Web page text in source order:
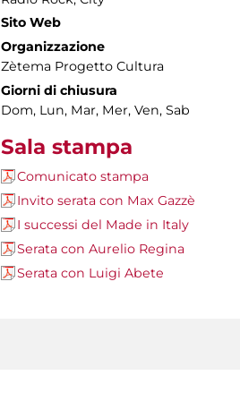
Sito Web
Organizzazione
Zètema Progetto Cultura
Giorni di chiusura
Dom, Lun, Mar, Mer, Ven, Sab
Sala stampa
Comunicato stampa
Invito serata con Max Gazzè
I successi del Made in Italy
Serata con Aurelio Regina
Serata con Luigi Abete